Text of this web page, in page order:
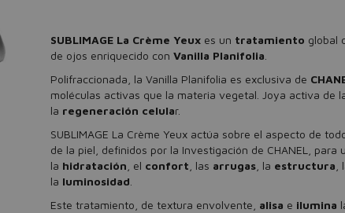
SUBLIMAGE La Crème Yeux es un tratamiento global
de ojos enriquecido con Vanilla Planifolia
Polifraccionada, la Vanilla Planifolia es exclusiva de
moléculas activas que la materia vegetal. Joya activa de
la regeneración celular.
SUBLIMAGE La Crème Yeux actúa sobre el aspecto de
de la piel, definidos por la Investigación de CHANEL, para
la hidratación , el confort , las arrugas , la estructura ,
la luminosidad
Este tratamiento, de textura envolvente, alisa e ilumina